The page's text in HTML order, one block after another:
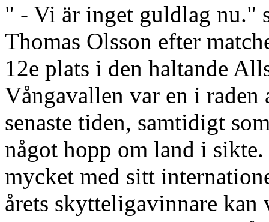
" - Vi är inget guldlag nu."
Thomas Olsson efter
12e plats i den haltande
Vångavallen var en i
senaste tiden, samtidigt
något hopp om land i
mycket med sitt
årets skytteligavinnare